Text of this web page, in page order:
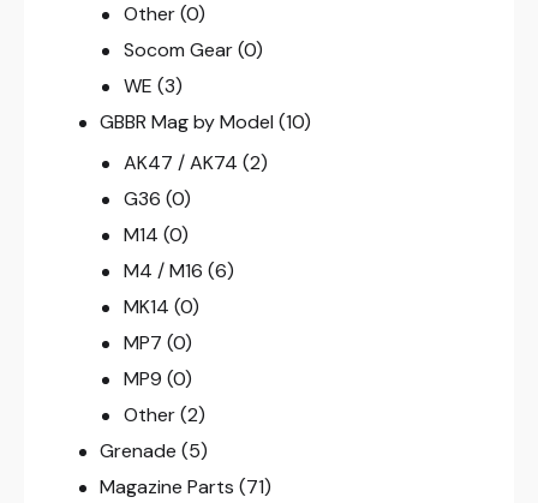
Other (0)
Socom Gear (0)
WE (3)
GBBR Mag by Model (10)
AK47 / AK74 (2)
G36 (0)
M14 (0)
M4 / M16 (6)
MK14 (0)
MP7 (0)
MP9 (0)
Other (2)
Grenade (5)
Magazine Parts (71)